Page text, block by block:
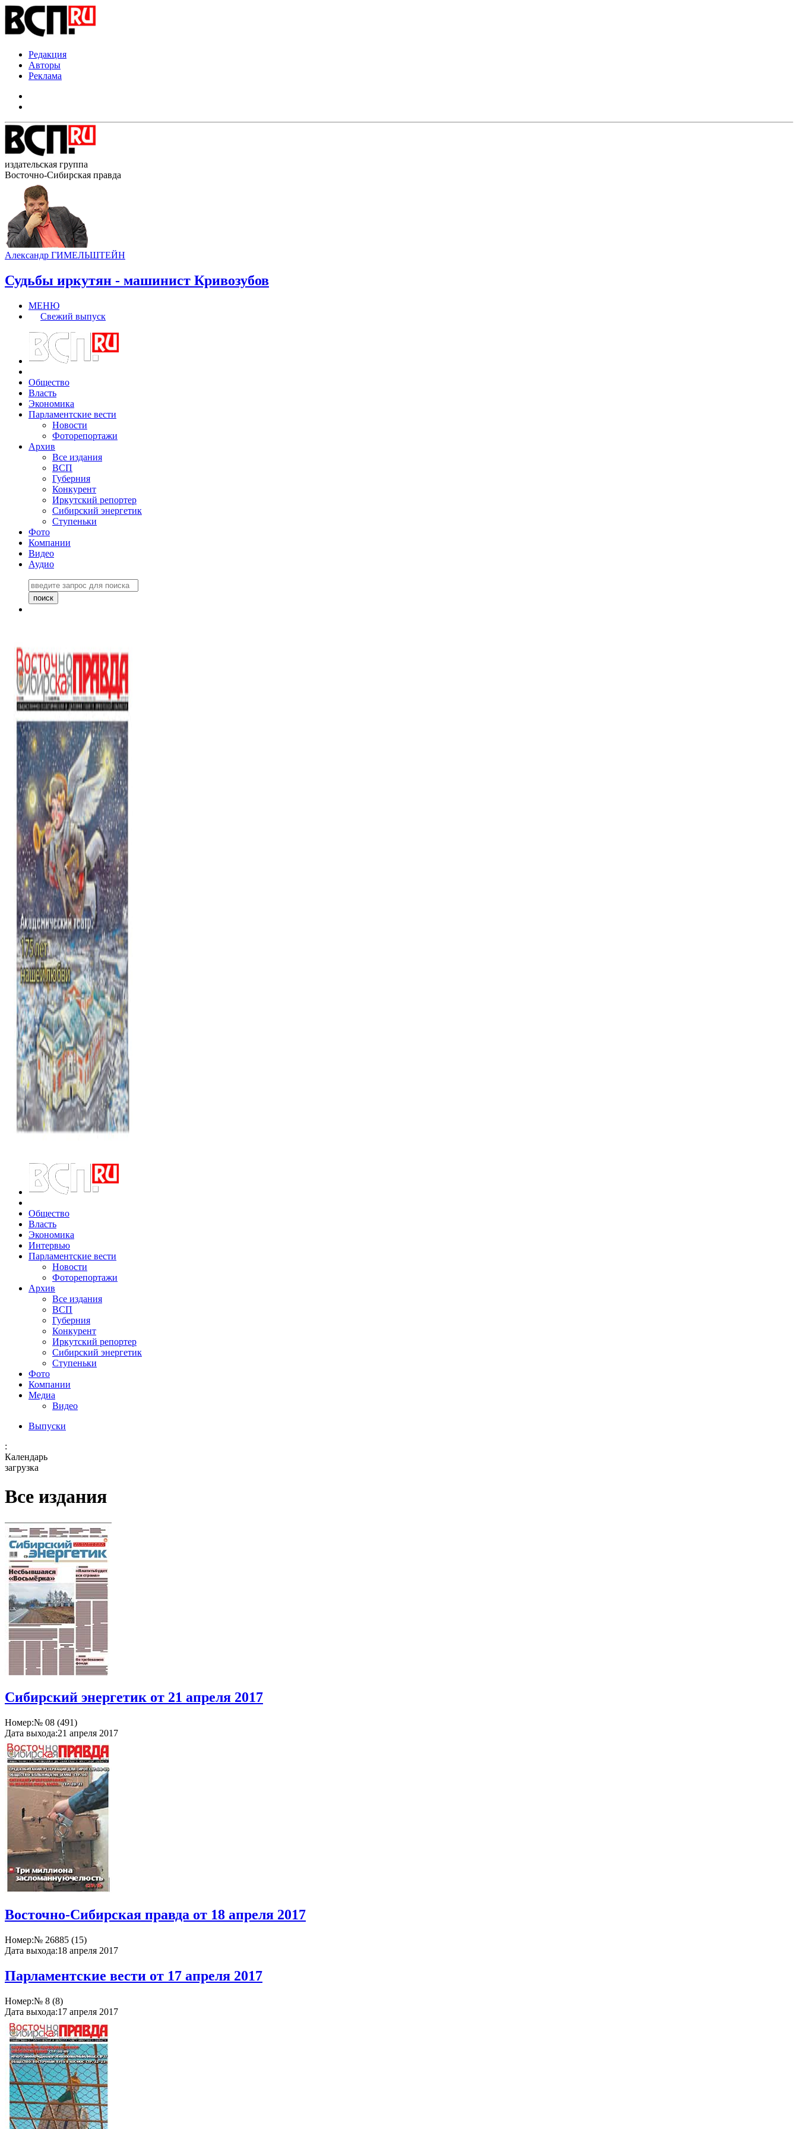
Редакция
Авторы
Реклама
издательская группа
Восточно-Сибирская правда
Александр ГИМЕЛЬШТЕЙН
Судьбы иркутян - машинист Кривозубов
МЕНЮ
Свежий выпуск
Общество
Власть
Экономика
Парламентские вести
Новости
Фоторепортажи
Архив
Все издания
ВСП
Губерния
Конкурент
Иркутский репортер
Сибирский энергетик
Ступеньки
Фото
Компании
Видео
Аудио
Общество
Власть
Экономика
Интервью
Парламентские вести
Новости
Фоторепортажи
Архив
Все издания
ВСП
Губерния
Конкурент
Иркутский репортер
Сибирский энергетик
Ступеньки
Фото
Компании
Медиа
Видео
Выпуски
:
Календарь
загрузка
Все издания
Сибирский энергетик от 21 апреля 2017
Номер:№ 08 (491)
Дата выхода:21 апреля 2017
Восточно-Сибирская правда от 18 апреля 2017
Номер:№ 26885 (15)
Дата выхода:18 апреля 2017
Парламентские вести от 17 апреля 2017
Номер:№ 8 (8)
Дата выхода:17 апреля 2017